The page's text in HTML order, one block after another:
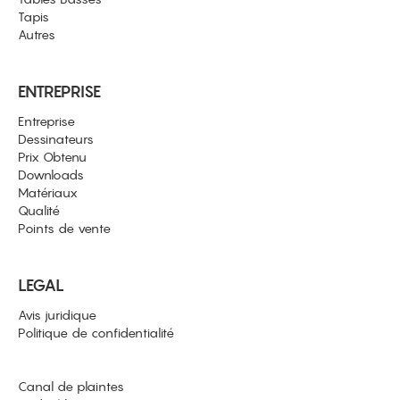
Tapis
Autres
ENTREPRISE
Entreprise
Dessinateurs
Prix Obtenu
Downloads
Matériaux
Qualité
Points de vente
LEGAL
Avis juridique
Politique de confidentialité
Canal de plaintes